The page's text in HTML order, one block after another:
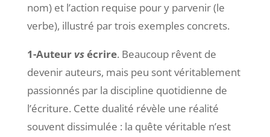
nom) et l’action requise pour y parvenir (le
verbe), illustré par trois exemples concrets.
1-Auteur vsécrire. Beaucoup rêvent de
devenir auteurs, mais peu sont véritablement
passionnés par la discipline quotidienne de
l’écriture. Cette dualité révèle une réalité
souvent dissimulée : la quête véritable n’est